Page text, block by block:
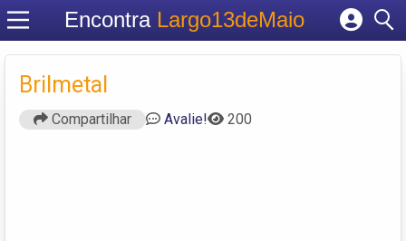
Encontra Largo13deMaio
Cadastrar empresa
Brilmetal
Compartilhar Avalie! 200